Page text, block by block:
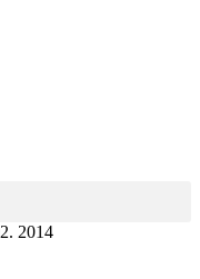
2014